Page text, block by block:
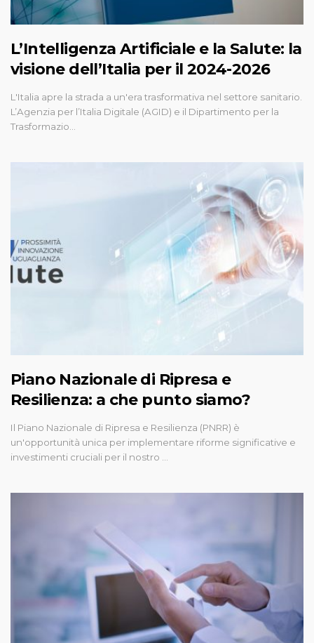
L’Intelligenza Artificiale e la Salute: la
visione dell’Italia per il 2024-2026
L'Italia apre la strada a un'era trasformativa nel settore sanitario.
L’Agenzia per l’Italia Digitale (AGID) e il Dipartimento per la
Trasformazio…
Piano Nazionale di Ripresa e
Resilienza: a che punto siamo?
Il Piano Nazionale di Ripresa e Resilienza (PNRR) è
un'opportunità unica per implementare riforme significative e
investimenti cruciali per il nostro …